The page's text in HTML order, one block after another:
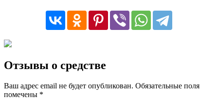
Отзывы о средстве
Ваш адрес email не будет опубликован. Обязательные поля
помечены *